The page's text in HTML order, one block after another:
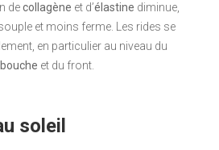
decollagène et d’élastine diminue,
et moins ferme. Les rides se
en particulier au niveau du
bouche et du front.
soleil